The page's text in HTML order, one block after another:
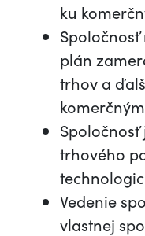
ku
plán
trhov a
trhového
Vedenie
vlastnej